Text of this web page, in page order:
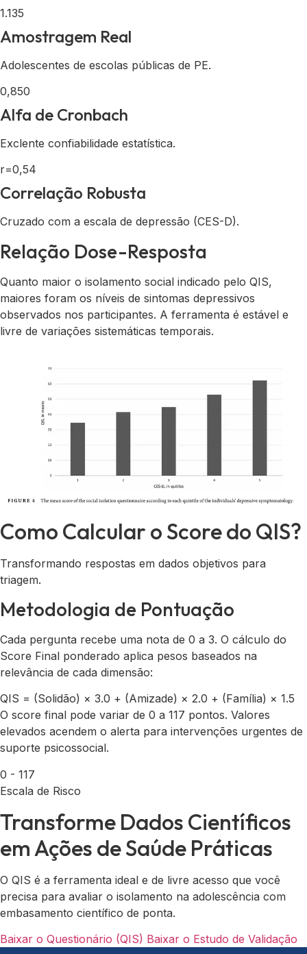
1.135
Amostragem Real
Adolescentes de escolas públicas de PE.
0,850
Alfa de Cronbach
Exclente confiabilidade estatística.
r=0,54
Correlação Robusta
Cruzado com a escala de depressão (CES-D).
Relação Dose-Resposta
Quanto maior o isolamento social indicado pelo QIS,
maiores foram os níveis de sintomas depressivos
observados nos participantes. A ferramenta é estável e
livre de variações sistemáticas temporais.
Como Calcular o Score do QIS?
Transformando respostas em dados objetivos para
triagem.
Metodologia de Pontuação
Cada pergunta recebe uma nota de 0 a 3. O cálculo do
Score Final ponderado aplica pesos baseados na
relevância de cada dimensão:
QIS = (Solidão) × 3.0 + (Amizade) × 2.0 + (Família) × 1.5
O score final pode variar de 0 a 117 pontos. Valores
elevados acendem o alerta para intervenções urgentes de
suporte psicossocial.
0 - 117
Escala de Risco
Transforme Dados Científicos
em Ações de Saúde Práticas
O QIS é a ferramenta ideal e de livre acesso que você
precisa para avaliar o isolamento na adolescência com
embasamento científico de ponta.
Baixar o Questionário (QIS) Baixar o Estudo de Validação